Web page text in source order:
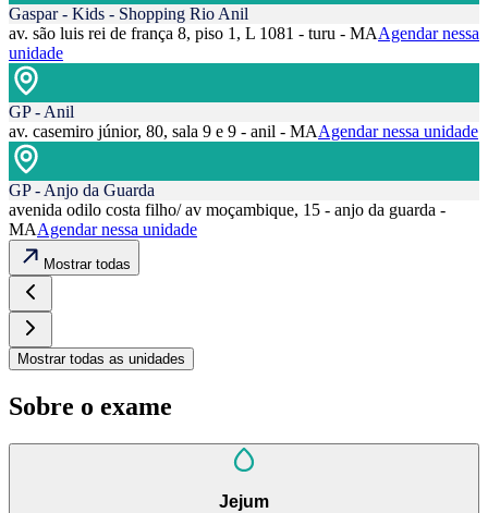
Gaspar - Kids - Shopping Rio Anil
av. são luis rei de frança 8, piso 1, L 1081 - turu - MAAgendar nessa
unidade
GP - Anil
av. casemiro júnior, 80, sala 9 e 9 - anil - MAAgendar nessa unidade
GP - Anjo da Guarda
avenida odilo costa filho/ av moçambique, 15 - anjo da guarda -
MAAgendar nessa unidade
Mostrar todas
Mostrar todas as unidades
Sobre o exame
Jejum